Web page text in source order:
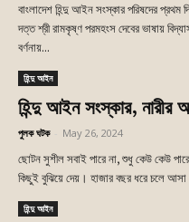
বাংলাদেশ হিন্দু আইন সংস্কার পরিষদের
দত্ত শ্রী রামকৃষ্ণ পরমহংস দেবের ভাষায়
বর্ণনায়...
হিন্দু আইন
হিন্দু আইন সংস্কার, নারীর
পুলক ঘটক May 26, 2024
ছোটন সুশীল সবাই পারে না, শুধু কেউ কেউ
কিছুই বুঝিয়ে দেয়। হাজার বছর ধরে চলে
হিন্দু আইন